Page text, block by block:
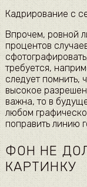
Кадрирование с
Впрочем, ровной
процентов
требуется,
следует помнить,
высокое
важна, то в
любом
поправить линию
ФОН НЕ
КАРТИНКУ